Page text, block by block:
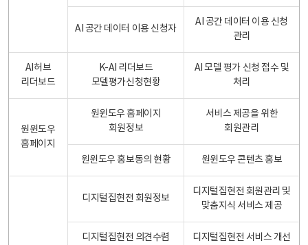
AI 공간 데이터 이용 신청자
AI 공간 데이터 이용 신청
관리
AI허브
리더보드
K-AI 리더보드
모델평가신청현황
AI 모델 평가 신청 접수 및
처리
원윈도우
홈페이지
원윈도우 홈페이지
회원정보
서비스 제공을 위한
회원관리
원윈도우 홍보동의 현황 원윈도우 콘텐츠 홍보
디지털집현전 회원정보
디지털집현전 회원관리 및
맞춤지식 서비스 제공
디지털집현전 의견수렴 디지털집현전 서비스 개선